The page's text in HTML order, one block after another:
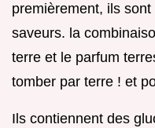
premièrement, ils
saveurs. la
terre et le parfum
tomber par terre ! et
Ils contiennent des